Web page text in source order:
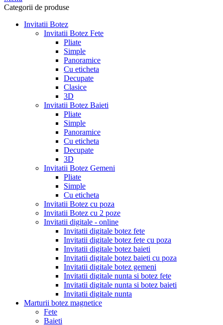
Categorii de produse
Invitatii Botez
Invitatii Botez Fete
Pliate
Simple
Panoramice
Cu eticheta
Decupate
Clasice
3D
Invitatii Botez Baieti
Pliate
Simple
Panoramice
Cu eticheta
Decupate
3D
Invitatii Botez Gemeni
Pliate
Simple
Cu eticheta
Invitatii Botez cu poza
Invitatii Botez cu 2 poze
Invitatii digitale - online
Invitatii digitale botez fete
Invitatii digitale botez fete cu poza
Invitatii digitale botez baieti
Invitatii digitale botez baieti cu poza
Invitatii digitale botez gemeni
Invitatii digitale nunta si botez fete
Invitatii digitale nunta si botez baieti
Invitatii digitale nunta
Marturii botez magnetice
Fete
Baieti